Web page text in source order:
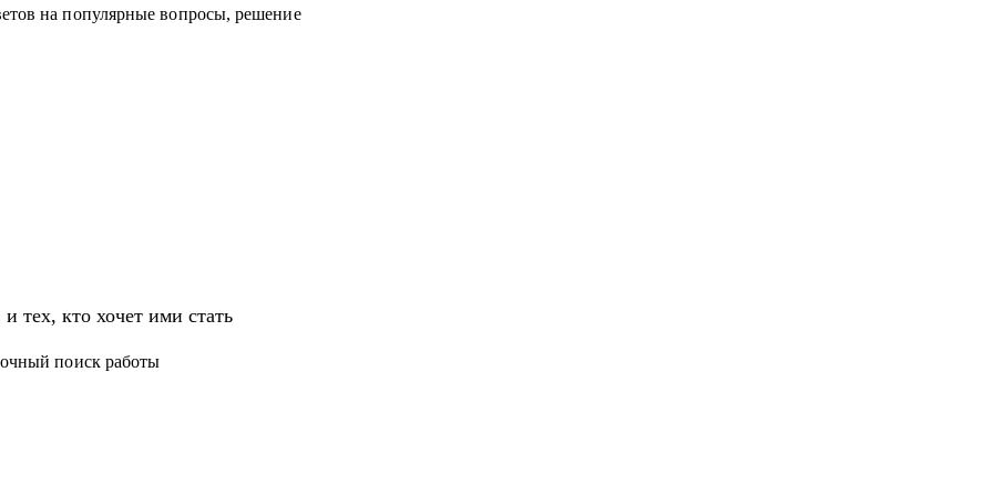
и обучения.
проектов;
а также высшему и среднему
на популярные вопросы, решение
тех, кто хочет ими стать
поиск работы